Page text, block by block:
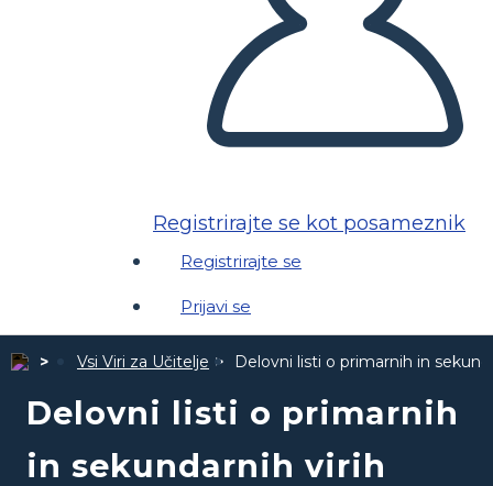
Registrirajte se kot posameznik
Registrirajte se
Prijavi se
Vsi Viri za Učitelje Delovni listi o primarnih in
Delovni listi o primarnih
in sekundarnih virih